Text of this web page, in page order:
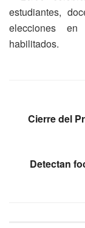
estudiantes,
elecciones
habilitados.
Cierre del
Detectan